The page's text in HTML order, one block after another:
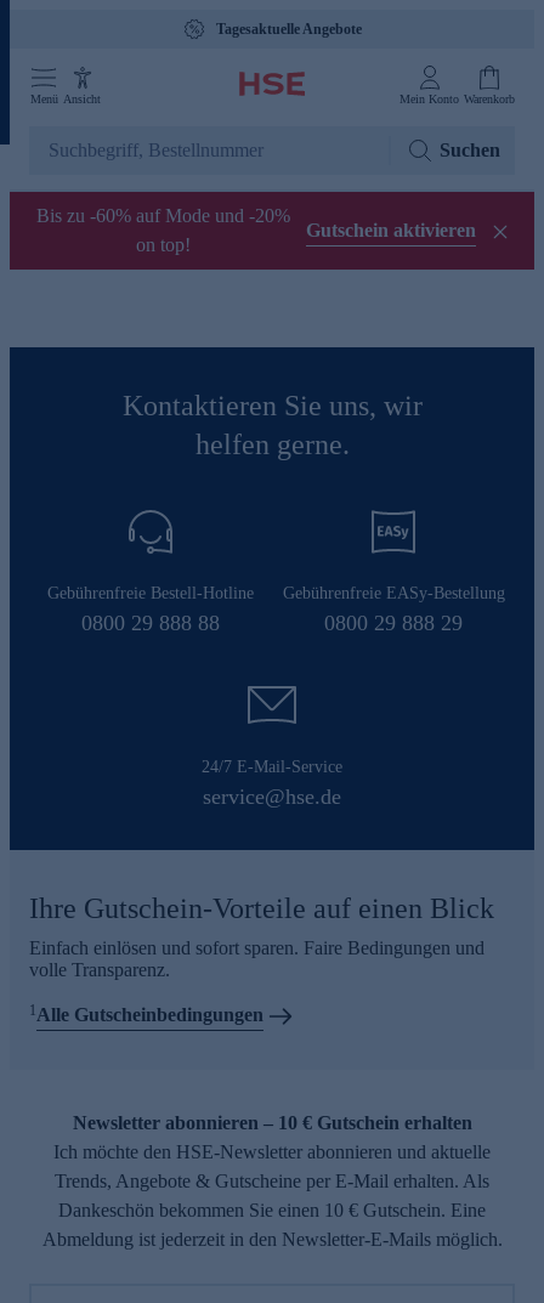
Tagesaktuelle Angebote
Menü Ansicht Mein Konto Warenkorb
Suchen
Bis zu -60% auf Mode und -20%
on top!
Gutschein aktivieren
Kontaktieren Sie uns, wir
helfen gerne.
Gebührenfreie Bestell-Hotline
0800 29 888 88
Gebührenfreie EASy-Bestellung
0800 29 888 29
24/7 E-Mail-Service
service@hse.de
Ihre Gutschein-Vorteile auf einen Blick
Einfach einlösen und sofort sparen. Faire Bedingungen und
volle Transparenz.
1Alle Gutscheinbedingungen
Newsletter abonnieren – 10 € Gutschein erhalten
Ich möchte den HSE-Newsletter abonnieren und aktuelle
Trends, Angebote & Gutscheine per E-Mail erhalten. Als
Dankeschön bekommen Sie einen 10 € Gutschein. Eine
Abmeldung ist jederzeit in den Newsletter-E-Mails möglich.